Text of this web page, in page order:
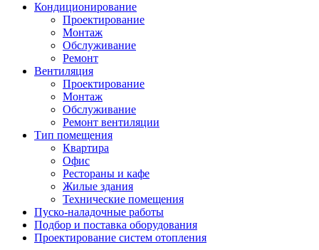
Кондиционирование
Проектирование
Монтаж
Обслуживание
Ремонт
Вентиляция
Проектирование
Монтаж
Обслуживание
Ремонт вентиляции
Тип помещения
Квартира
Офис
Рестораны и кафе
Жилые здания
Технические помещения
Пуско-наладочные работы
Подбор и поставка оборудования
Проектирование систем отопления